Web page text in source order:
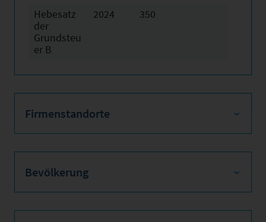
Hebesatz
der
Grundsteu
er B
2024 350
Firmenstandorte
Bevölkerung